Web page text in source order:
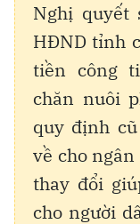
Nghị quyết
HĐND tỉnh
tiền công
chăn nuôi
quy định
về cho
thay đổi
cho người